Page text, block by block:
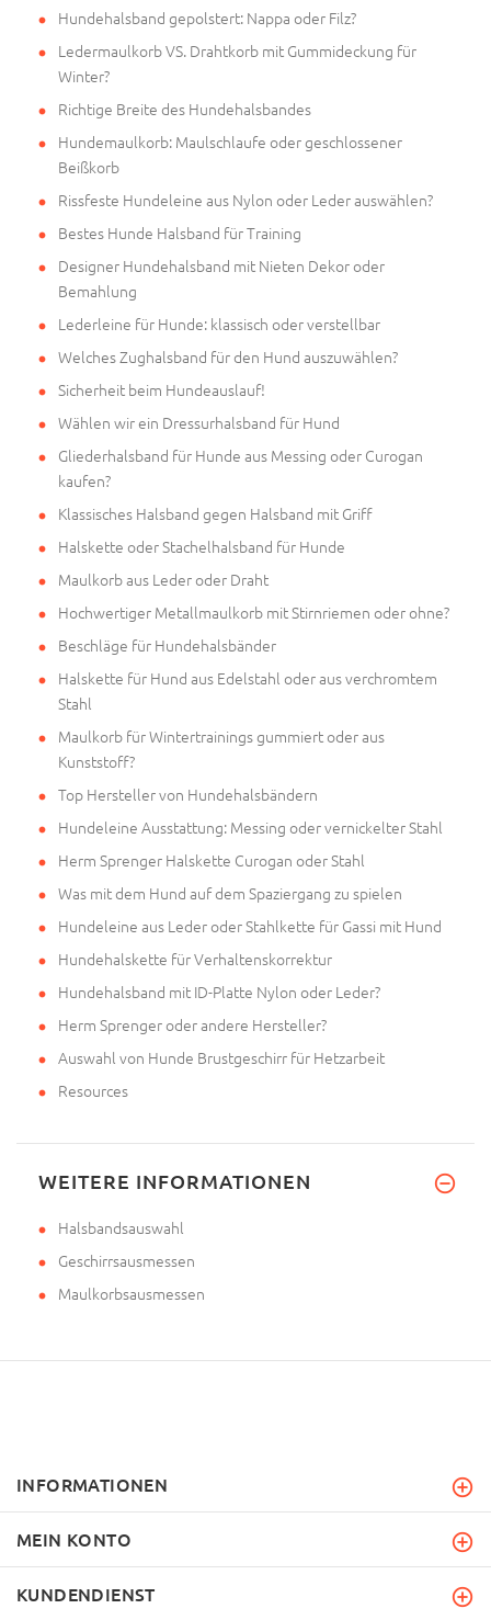
Hundehalsband gepolstert: Nappa oder Filz?
Ledermaulkorb VS. Drahtkorb mit Gummideckung für
Winter?
Richtige Breite des Hundehalsbandes
Hundemaulkorb: Maulschlaufe oder geschlossener
Beißkorb
Rissfeste Hundeleine aus Nylon oder Leder auswählen?
Bestes Hunde Halsband für Training
Designer Hundehalsband mit Nieten Dekor oder
Bemahlung
Lederleine für Hunde: klassisch oder verstellbar
Welches Zughalsband für den Hund auszuwählen?
Sicherheit beim Hundeauslauf!
Wählen wir ein Dressurhalsband für Hund
Gliederhalsband für Hunde aus Messing oder Curogan
kaufen?
Klassisches Halsband gegen Halsband mit Griff
Halskette oder Stachelhalsband für Hunde
Maulkorb aus Leder oder Draht
Hochwertiger Metallmaulkorb mit Stirnriemen oder ohne?
Beschläge für Hundehalsbänder
Halskette für Hund aus Edelstahl oder aus verchromtem
Stahl
Maulkorb für Wintertrainings gummiert oder aus
Kunststoff?
Top Hersteller von Hundehalsbändern
Hundeleine Ausstattung: Messing oder vernickelter Stahl
Herm Sprenger Halskette Curogan oder Stahl
Was mit dem Hund auf dem Spaziergang zu spielen
Hundeleine aus Leder oder Stahlkette für Gassi mit Hund
Hundehalskette für Verhaltenskorrektur
Hundehalsband mit ID-Platte Nylon oder Leder?
Herm Sprenger oder andere Hersteller?
Auswahl von Hunde Brustgeschirr für Hetzarbeit
Resources
WEITERE INFORMATIONEN
Halsbandsauswahl
Geschirrsausmessen
Maulkorbsausmessen
INFORMATIONEN
MEIN KONTO
KUNDENDIENST